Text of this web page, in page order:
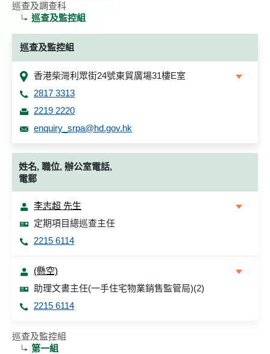
巡查及調查科
巡查及監控組
巡查及監控組
香港柴灣利眾街24號東貿廣場31樓E室
2817 3313
2219 2220
enquiry_srpa@hd.gov.hk
姓名, 職位, 辦公室電話,
電郵
李志超 先生
定期項目總巡查主任
2215 6114
(懸空)
助理文書主任(一手住宅物業銷售監管局)(2)
2215 6114
巡查及監控組
第一組